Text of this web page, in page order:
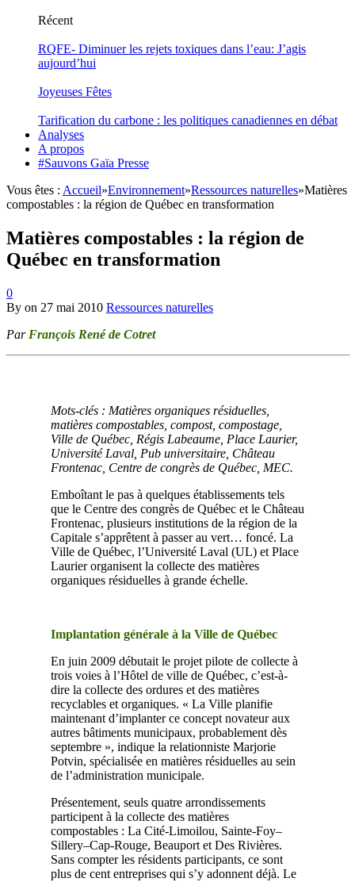
Récent
RQFE- Diminuer les rejets toxiques dans l’eau: J’agis
aujourd’hui
Joyeuses Fêtes
Tarification du carbone : les politiques canadiennes en débat
Analyses
A propos
#Sauvons Gaïa Presse
Vous êtes : Accueil»Environnement»Ressources naturelles»Matières
compostables : la région de Québec en transformation
Matières compostables : la région de
Québec en transformation
0
By on 27 mai 2010 Ressources naturelles
Par François René de Cotret
Mots-clés : Matières organiques résiduelles,
matières compostables, compost, compostage,
Ville de Québec, Régis Labeaume, Place Laurier,
Université Laval, Pub universitaire, Château
Frontenac, Centre de congrès de Québec, MEC.
Emboîtant le pas à quelques établissements tels
que le Centre des congrès de Québec et le Château
Frontenac, plusieurs institutions de la région de la
Capitale s’apprêtent à passer au vert… foncé. La
Ville de Québec, l’Université Laval (UL) et Place
Laurier organisent la collecte des matières
organiques résiduelles à grande échelle.
Implantation générale à la Ville de Québec
En juin 2009 débutait le projet pilote de collecte à
trois voies à l’Hôtel de ville de Québec, c’est-à-
dire la collecte des ordures et des matières
recyclables et organiques. « La Ville planifie
maintenant d’implanter ce concept novateur aux
autres bâtiments municipaux, probablement dès
septembre », indique la relationniste Marjorie
Potvin, spécialisée en matières résiduelles au sein
de l’administration municipale.
Présentement, seuls quatre arrondissements
participent à la collecte des matières
compostables : La Cité-Limoilou, Sainte-Foy–
Sillery–Cap-Rouge, Beauport et Des Rivières.
Sans compter les résidents participants, ce sont
plus de cent entreprises qui s’y adonnent déjà. Le